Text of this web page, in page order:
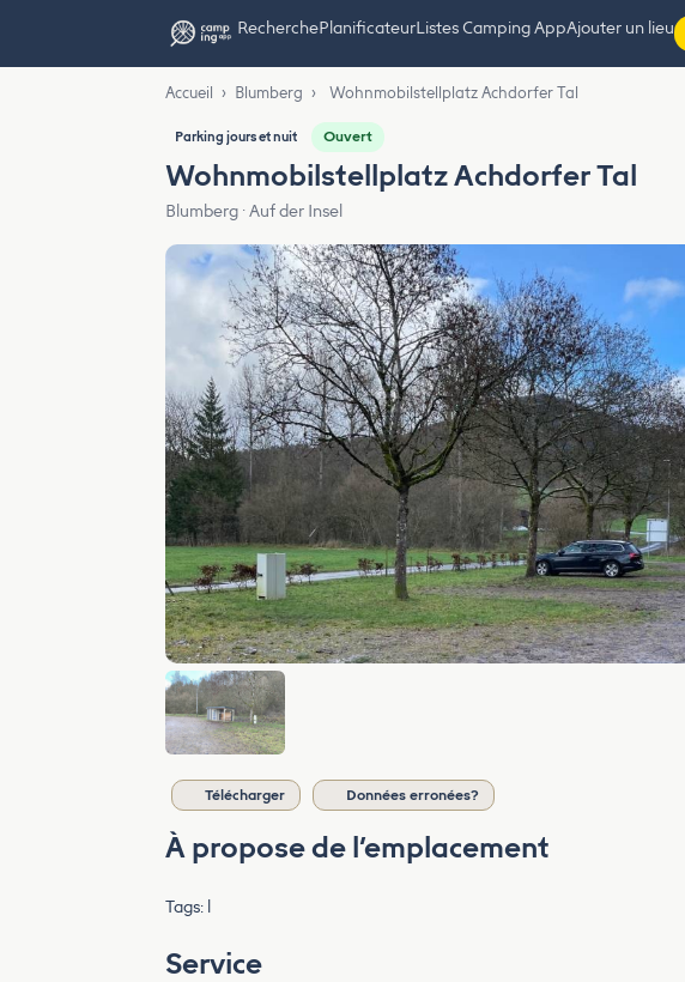
RecherchePlanificateurListes Camping AppAjouter un lieu
Accueil › Blumberg › Wohnmobilstellplatz Achdorfer Tal
Parking jours et nuit Ouvert
Wohnmobilstellplatz Achdorfer Tal
Blumberg · Auf der Insel
Télécharger Données erronées?
À propose de l’emplacement
Tags: l
Service